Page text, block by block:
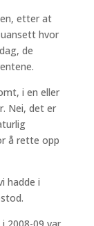
etter at
hvor
de
i en eller
Nei, det er
å rette opp
hadde i